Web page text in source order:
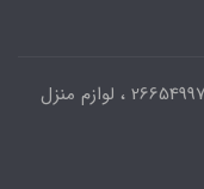
کوله و چمدان 26350784 ، لباس 26654997 ، لوازم منزل